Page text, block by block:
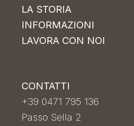
LA STORIA
INFORMAZIONI
LAVORA CON NOI
CONTATTI
+39 0471 795 136
Passo Sella 2